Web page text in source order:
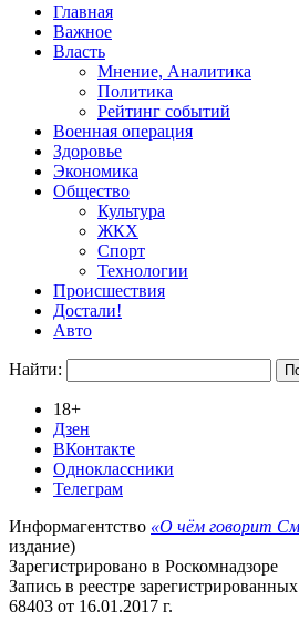
Главная
Важное
Власть
Мнение, Аналитика
Политика
Рейтинг событий
Военная операция
Здоровье
Экономика
Общество
Культура
ЖКХ
Спорт
Технологии
Происшествия
Достали!
Авто
Найти:
18+
Дзен
ВКонтакте
Одноклассники
Телеграм
Информагентство «О чём говорит
издание)
Зарегистрировано в Роскомнадзоре
Запись в реестре
68403 от 16.01.2017 г.